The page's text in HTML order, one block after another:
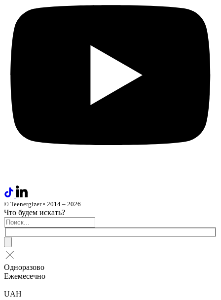
© Teenergizer • 2014 – 2026
Что будем искать?
Одноразово
Ежемесечно
UAH